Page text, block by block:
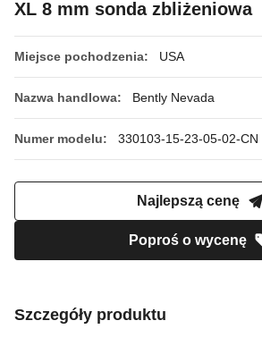
XL 8 mm sonda zbliżeniowa
Miejsce pochodzenia: USA
Nazwa handlowa: Bently Nevada
Numer modelu: 330103-15-23-05-02-CN
Najlepszą cenę
Poproś o wycenę
Szczegóły produktu